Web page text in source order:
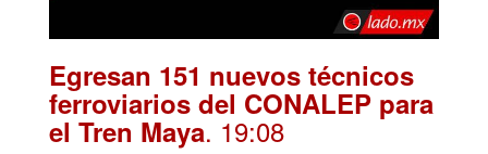
Egresan 151 nuevos técnicos
ferroviarios del CONALEP para
el Tren Maya. 19:08